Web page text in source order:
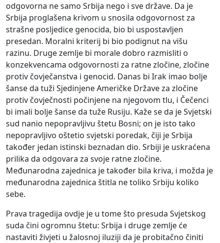
odgovorna ne samo Srbija nego i sve države. Da je
Srbija proglašena krivom u snosila odgovornost za
strašne posljedice genocida, bio bi uspostavljen
presedan. Moralni kriterij bi bio podignut na višu
razinu. Druge zemlje bi morale dobro razmisliti o
konzekvencama odgovornosti za ratne zločine, zločine
protiv čovječanstva i genocid. Danas bi Irak imao bolje
šanse da tuži Sjedinjene Američke Države za zločine
protiv čovječnosti počinjene na njegovom tlu, i Čečenci
bi imali bolje šanse da tuže Rusiju. Kaže se da je Svjetski
sud nanio nepopravljivu štetu Bosni; on je isto tako
nepopravljivo oštetio svjetski poredak, čiji je Srbija
također jedan istinski beznadan dio. Srbiji je uskraćena
prilika da odgovara za svoje ratne zločine.
Međunarodna zajednica je također bila kriva, i možda je
međunarodna zajednica štitla ne toliko Srbiju koliko
sebe.
Prava tragedija ovdje je u tome što presuda Svjetskog
suda čini ogromnu štetu: Srbija i druge zemlje će
nastaviti živjeti u žalosnoj iluziji da je probitačno činiti